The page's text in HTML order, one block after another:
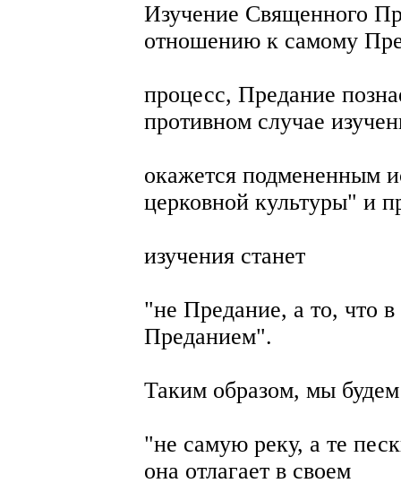
Изучение Священного
отношению к самому
процесс, Предание
противном случае
окажется подмененным
церковной культуры" и
изучения станет
"не Предание, а то, что
Преданием".
Таким образом, мы будем
"не самую реку, а те
она отлагает в своем